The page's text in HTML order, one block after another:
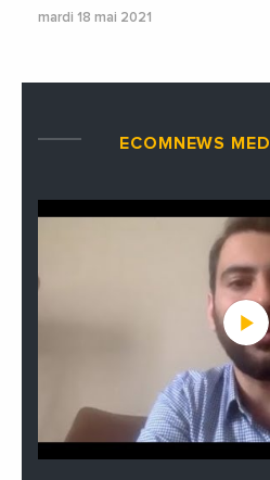
mardi 18 mai 2021
ECOMNEWS MED